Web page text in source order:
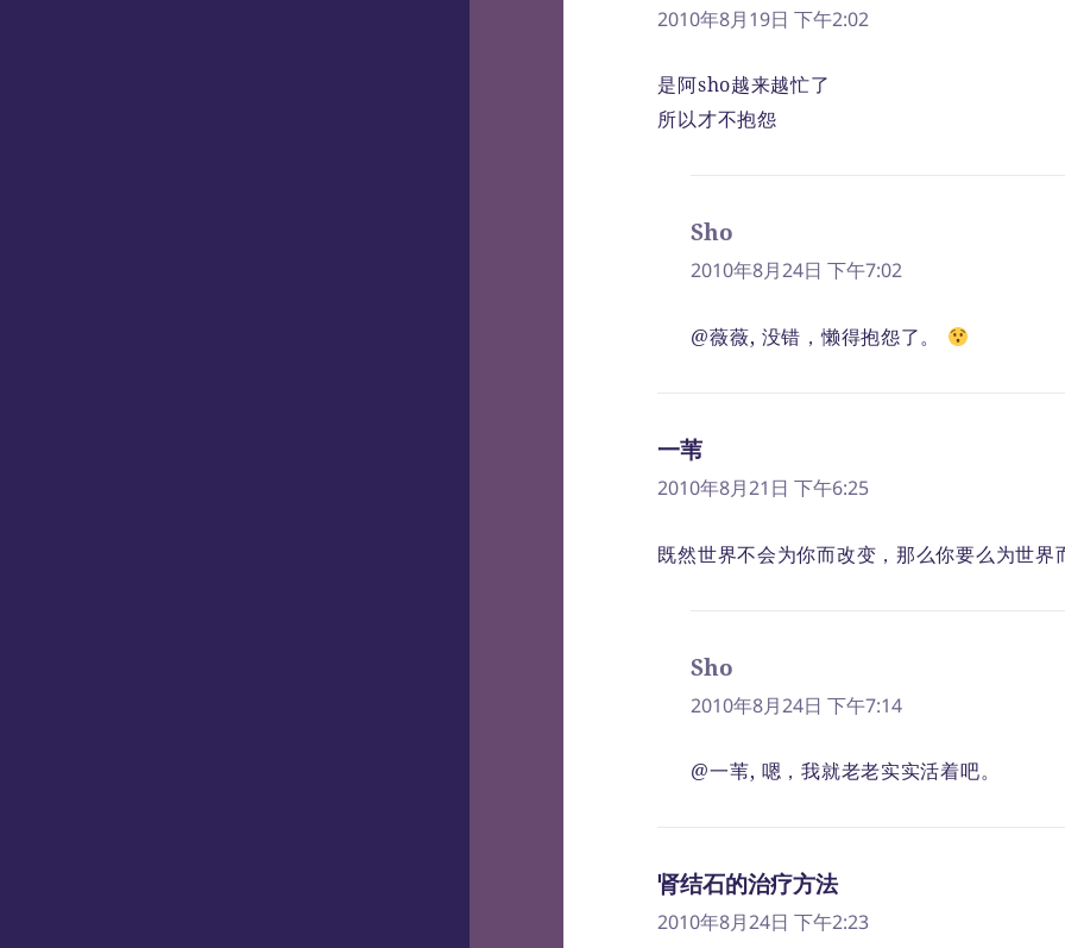
道：
2010年8月19日 下午2:02
是阿sho越来越忙了
所以才不抱怨
Sho
道：
2010年8月24日 下午7:02
@薇薇, 没错，懒得抱怨了。
一苇
道：
2010年8月21日 下午6:25
既然世界不会为你而改变，那么你要么为世
Sho
道：
2010年8月24日 下午7:14
@一苇, 嗯，我就老老实实活着吧。
肾结石的治疗方法说
道：
2010年8月24日 下午2:23